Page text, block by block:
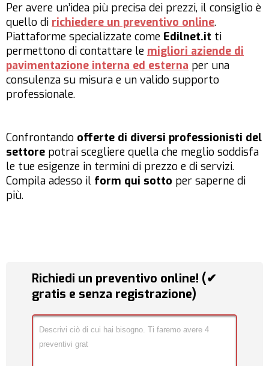
Per avere un’idea più precisa dei prezzi, il consiglio è
quello di richiedere un preventivo online.
Piattaforme specializzate come Edilnet.it ti
permettono di contattare le migliori aziende di
pavimentazione interna ed esterna per una
consulenza su misura e un valido supporto
professionale.
Confrontando offerte di diversi professionisti del
settore potrai scegliere quella che meglio soddisfa
le tue esigenze in termini di prezzo e di servizi.
Compila adesso il form qui sotto per saperne di
più.
Richiedi un preventivo online! (✔
gratis e senza registrazione)